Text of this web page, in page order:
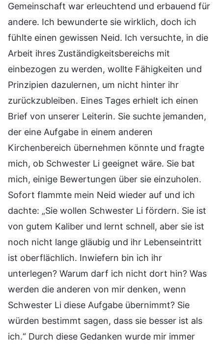
Gemeinschaft war erleuchtend und erbauend für
andere. Ich bewunderte sie wirklich, doch ich
fühlte einen gewissen Neid. Ich versuchte, in die
Arbeit ihres Zuständigkeitsbereichs mit
einbezogen zu werden, wollte Fähigkeiten und
Prinzipien dazulernen, um nicht hinter ihr
zurückzubleiben. Eines Tages erhielt ich einen
Brief von unserer Leiterin. Sie suchte jemanden,
der eine Aufgabe in einem anderen
Kirchenbereich übernehmen könnte und fragte
mich, ob Schwester Li geeignet wäre. Sie bat
mich, einige Bewertungen über sie einzuholen.
Sofort flammte mein Neid wieder auf und ich
dachte: „Sie wollen Schwester Li fördern. Sie ist
von gutem Kaliber und lernt schnell, aber sie ist
noch nicht lange gläubig und ihr Lebenseintritt
ist oberflächlich. Inwiefern bin ich ihr
unterlegen? Warum darf ich nicht dort hin? Was
werden die anderen von mir denken, wenn
Schwester Li diese Aufgabe übernimmt? Sie
würden bestimmt sagen, dass sie besser ist als
ich.“ Durch diese Gedanken wurde mir immer